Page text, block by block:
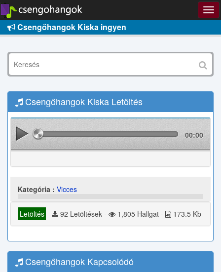
Csengőhangok Kiska ingyen
Csengőhangok Kiska Letöltés
00:00
Kategória : Vicces
Letöltés 92 Letöltések - 1,805 Hallgat - 173.5 Kb
Csengőhangok Kapcsolódó